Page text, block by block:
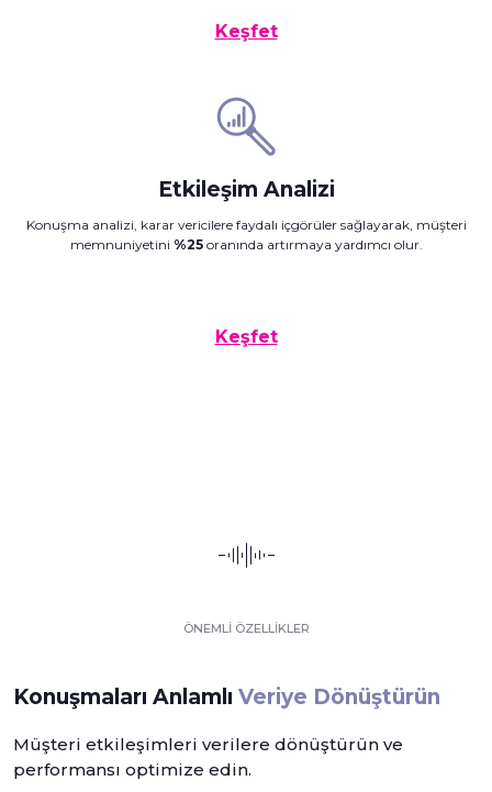
Keşfet
Etkileşim Analizi
Konuşma analizi, karar vericilere faydalı içgörüler sağlayarak, müşteri
memnuniyetini %25oranında artırmaya yardımcı olur.
Keşfet
ÖNEMLİ ÖZELLİKLER
Konuşmaları Anlamlı Veriye Dönüştürün
Müşteri etkileşimleri verilere dönüştürün ve
performansı optimize edin.